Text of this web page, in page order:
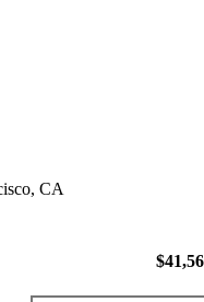
CA